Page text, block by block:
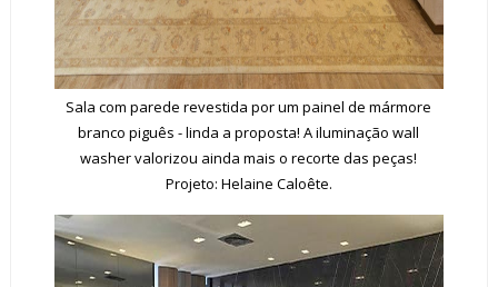
Sala com parede revestida por um painel de mármore
branco piguês - linda a proposta! A iluminação wall
washer valorizou ainda mais o recorte das peças!
Projeto: Helaine Caloête.